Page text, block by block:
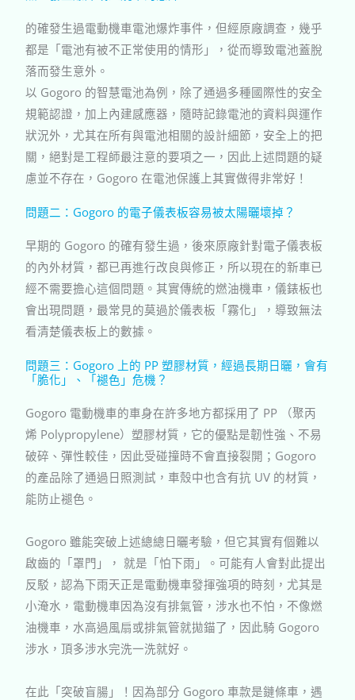
的確發生過電動機車電池爆炸事件，但經原廠調查，幾乎
都是「電池有被不正常使用的情形」，從而導致電池蓋脫
落而發生意外。
以 Gogoro 的智慧電池為例，除了通過多種國際性的安全
規範認證，加上內建感應器，隨時記錄電池的資料與運作
狀況外，尤其在所有與電池相關的設計細節，安全上的把
關，絕對是工程師最注意的要項之一，因此上述問題的疑
慮並不存在， Gogoro在電池保護上其實做得非常好！
問題二：Gogoro 的電子儀表板容易被太陽曬壞掉？
早期的 Gogoro 的確有發生過，後來原廠針對電子儀表板
的內外材質，都已再進行改良與修正，所以現在的新車已
經不需要擔心這個問題。其實傳統的燃油機車，儀錶板也
會出現問題，最常見的莫過於儀表板「霧化」，導致無法
看清楚儀表板上的數據。
問題三：Gogoro 上的 PP 塑膠材質，經過長期日曬，會有
「脆化」、「褪色」危機？
Gogoro 電動機車的車身在許多地方都採用了 PP
（聚丙
烯 Polypropylene）塑膠材質，它的優點是韌性強、不易
破碎、彈性較佳，因此受碰撞時不會直接裂開； Gogoro
的產品除了通過日照測試，車殼中也含有抗 UV 的材質，
能防止褪色。
Gogoro 雖能突破上述總總日曬考驗，但它其實有個難以
啟齒的「罩門」， 就是「怕下雨」。可能有人會對此提出
反駁，認為下雨天正是電動機車發揮強項的時刻，尤其是
小淹水，電動機車因為沒有排氣管，涉水也不怕，不像燃
油機車，水高過風扇或排氣管就拋錨了，因此騎 Gogoro
涉水，頂多涉水完洗一洗就好。
在此「突破盲腸」！因為部分 Gogoro車款是鏈條車，遇